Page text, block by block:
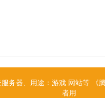
务器、用途：游戏 网站等 《
者用